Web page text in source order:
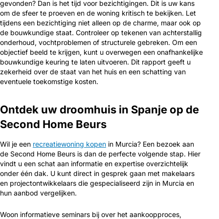
gevonden? Dan is het tijd voor bezichtigingen. Dit is uw kans
om de sfeer te proeven en de woning kritisch te bekijken. Let
tijdens een bezichtiging niet alleen op de charme, maar ook op
de bouwkundige staat. Controleer op tekenen van achterstallig
onderhoud, vochtproblemen of structurele gebreken. Om een
objectief beeld te krijgen, kunt u overwegen een onafhankelijke
bouwkundige keuring te laten uitvoeren. Dit rapport geeft u
zekerheid over de staat van het huis en een schatting van
eventuele toekomstige kosten.
Ontdek uw droomhuis in Spanje op de
Second Home Beurs
Wil je een recreatiewoning kopen in Murcia? Een bezoek aan
de Second Home Beurs is dan de perfecte volgende stap. Hier
vindt u een schat aan informatie en expertise overzichtelijk
onder één dak. U kunt direct in gesprek gaan met makelaars
en projectontwikkelaars die gespecialiseerd zijn in Murcia en
hun aanbod vergelijken.
Woon informatieve seminars bij over het aankoopproces,